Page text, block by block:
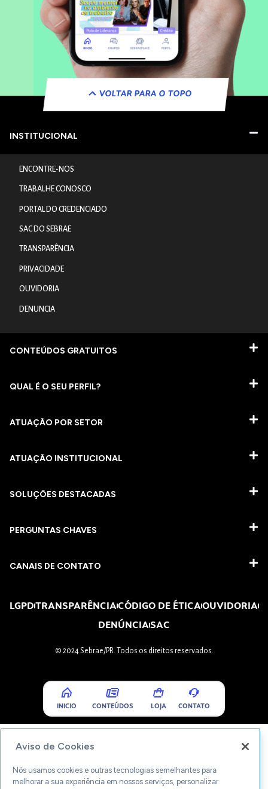
VOLTAR PARA O TOPO
INSTITUCIONAL
ENCONTRE-NOS
TRABALHE CONOSCO
PORTAL DO CREDENCIADO
SAC DO SEBRAE
TRANSPARÊNCIA
PRIVACIDADE
OUVIDORIA
DENUNCIA
CONTEÚDOS GRATUITOS
QUAL É O SEU PERFIL?
ATUAÇÃO POR SETOR
ATUAÇÃO INSTITUCIONAL
SOLUÇÕES DESTACADAS
PERGUNTAS CHAVES​
CANAIS DE CONTATO
LGPDTRANSPARÊNCIACÓDIGO DE ÉTICAOUVIDORIA
DENÚNCIASAC
© 2024 Sebrae/PR. Todos os direitos reservados.
INICIO CONTEÚDOS LOJA CONTATO
Aviso de Cookies
Nós usamos cookies e outras tecnologias semelhantes para
melhorar a sua experiência em nossos serviços, personalizar